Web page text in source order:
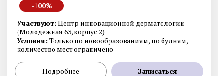
-100%
Участвуют: Центр инновационной дерматологии
(Молодежная 63, корпус 2)
Условия: Только по новообразованиям, по будням,
количество мест ограничено
Подробнее Записаться